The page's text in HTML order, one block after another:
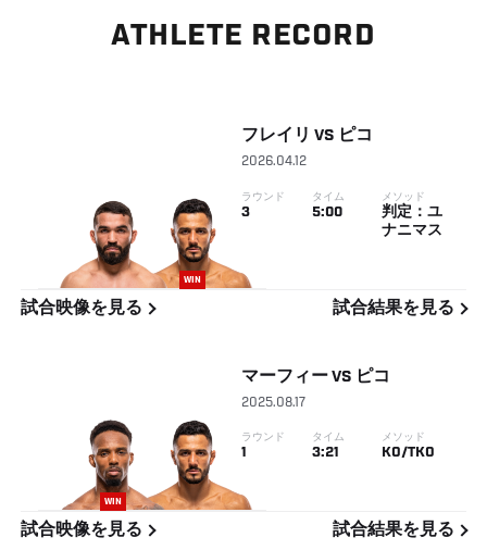
ATHLETE RECORD
WIN
フレイリ VS ピコ
2026.04.12
ラウンド
3
タイム
5:00
メソッド
判定：ユ
ナニマス
試合映像を見る 試合結果を見る
WIN
マーフィー VS ピコ
2025.08.17
ラウンド
1
タイム
3:21
メソッド
KO/TKO
試合映像を見る 試合結果を見る